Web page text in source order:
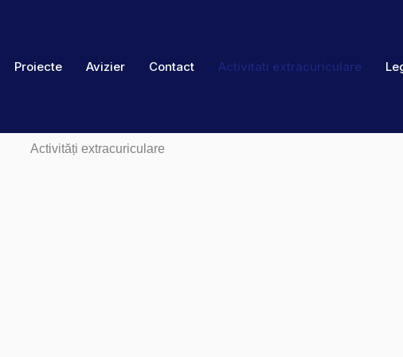
Proiecte Avizier Contact Activitati extracuriculare
Activități extracuriculare